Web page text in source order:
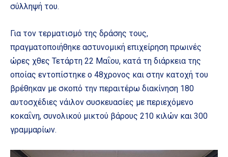
σύλληψή του.
Για τον τερματισμό της δράσης τους,
πραγματοποιήθηκε αστυνομική επιχείρηση πρωινές
ώρες χθες Τετάρτη 22 Μαΐου, κατά τη διάρκεια της
οποίας εντοπίστηκε ο 48χρονος και στην κατοχή του
βρέθηκαν με σκοπό την περαιτέρω διακίνηση 180
αυτοσχέδιες νάιλον συσκευασίες με περιεχόμενο
κοκαΐνη, συνολικού μικτού βάρους 210 κιλών και 300
γραμμαρίων.